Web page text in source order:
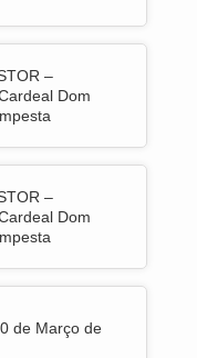
–
Dom
–
Dom
de Março de